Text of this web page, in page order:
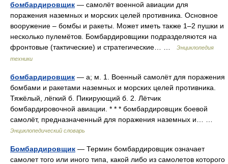
бомбардировщик — самолёт военной авиации для
поражения наземных и морских целей противника. Основное
вооружение – бомбы и ракеты. Может иметь также 1–2 пушки и
несколько пулемётов. Бомбардировщики подразделяются на
фронтовые (тактические) и стратегические… …
Энциклопедия
техники
бомбардировщик — а; м. 1. Военный самолёт для поражения
бомбами и ракетами наземных и морских целей противника.
Тяжёлый, лёгкий б. Пикирующий б. 2. Лётчик
бомбардировочной авиации. * * * бомбардировщик боевой
самолёт, предназначенный для поражения наземных и… …
Энциклопедический словарь
Бомбардировщик — Термин бомбардировщик означает
самолет того или иного типа, какой либо из самолетов которого